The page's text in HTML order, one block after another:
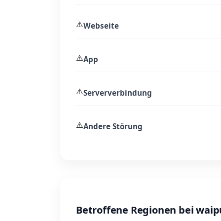
⚠️Webseite
⚠️App
⚠️Serververbindung
⚠️Andere Störung
Betroffene Regionen bei